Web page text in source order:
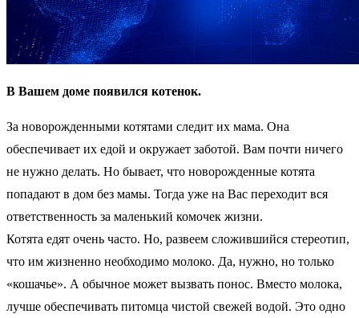
В Вашем доме появился котенок.
За новорожденными котятами следит их мама. Она
обеспечивает их едой и окружает заботой. Вам почти ничего
не нужно делать. Но бывает, что новорожденные котята
попадают в дом без мамы. Тогда уже на Вас переходит вся
ответственность за маленький комочек жизни.
Котята едят очень часто. Но, развеем сложившийся стереотип,
что им жизненно необходимо молоко. Да, нужно, но только
«кошачье». А обычное может вызвать понос. Вместо молока,
лучше обеспечивать питомца чистой свежей водой. Это одно